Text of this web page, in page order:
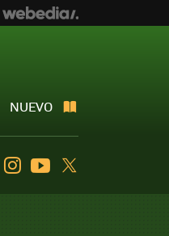
NUEVO
FlipboardInstagramYoutube